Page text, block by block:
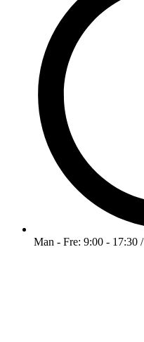
Man - Fre: 9:00 - 17:30